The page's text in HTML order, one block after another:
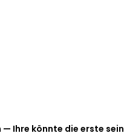
— Ihre könnte die erste sein